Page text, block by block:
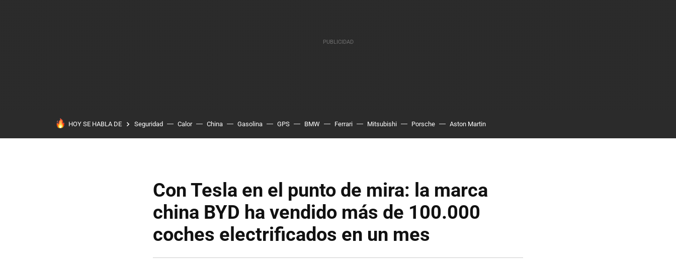
HOY SE HABLA DE Seguridad Calor China Gasolina GPS BMW Ferrari Mitsubishi Porsche Aston Martin
Con Tesla en el punto de mira: la marca
china BYD ha vendido más de 100.000
coches electrificados en un mes